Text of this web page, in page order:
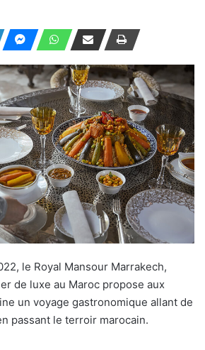
le Royal Mansour Marrakech,
de luxe au Maroc propose aux
un voyage gastronomique allant de
passant le terroir marocain.